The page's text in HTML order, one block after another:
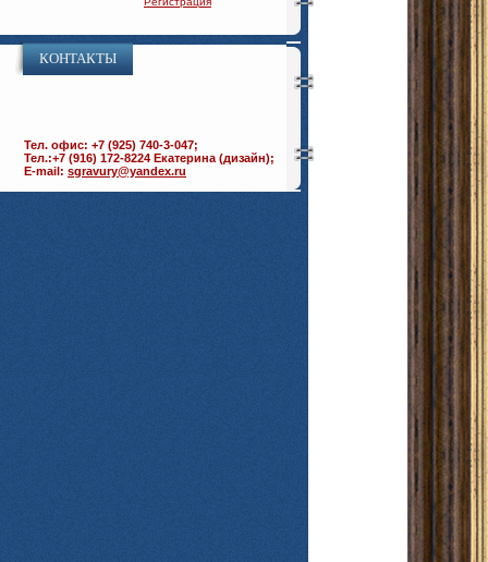
КОНТАКТЫ
Тел. офис: +7 (925) 740-3-047;
Тел.:+7 (916) 172-8224 Екатерина (дизайн);
E-mail: sgravury@yandex.ru